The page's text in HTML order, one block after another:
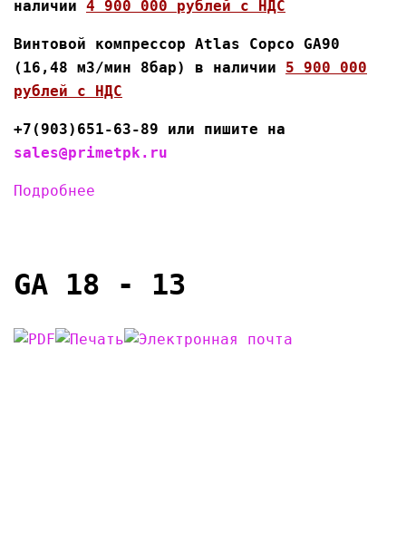
наличии 4 900 000 рублей с НДС
Винтовой компрессор Atlas Copco GA90
(16,48 м3/мин 8бар) в наличии 5 900 000
рублей с НДС
+7(903)651-63-89 или пишите на
sales@primetpk.ru
Подробнее
GA 18 - 13